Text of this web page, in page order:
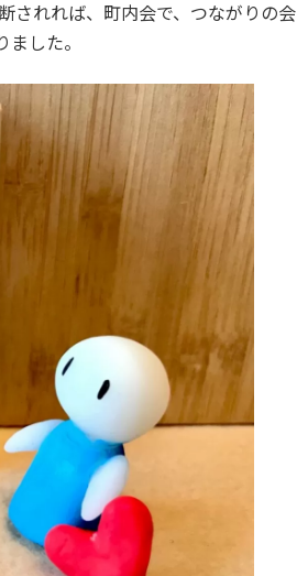
されれば、町内会で、つながりの会
した。